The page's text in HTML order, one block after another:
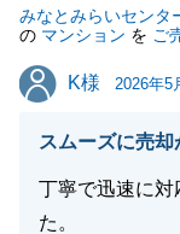
事、大変嬉しく
今後も不動産
ご相談をいただ
みなとみらいセンタ
の マンション を ご
K様
K様 2026年5
スムーズに売却
丁寧で迅速に
た。